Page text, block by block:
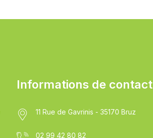
Informations de contact
11 Rue de Gavrinis - 35170 Bruz
02 99 42 80 82